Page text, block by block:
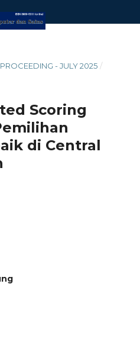
- JULY 2025 /
Scoring
di Central